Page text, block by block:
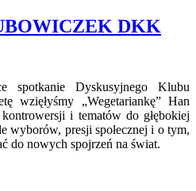
DKK
spotkanie Dyskusyjnego Klubu
wzięłyśmy „Wegetariankę” Han
i tematów do głębokiej
wyborów, presji społecznej i o tym,
do nowych spojrzeń na świat.